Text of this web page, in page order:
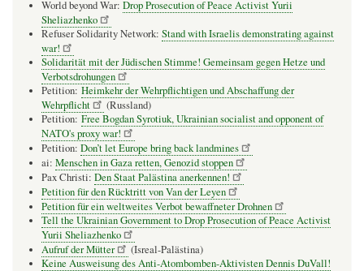
World beyond War: Drop Prosecution of Peace Activist Yurii
Sheliazhenko
Refuser Solidarity Network: Stand with Israelis demonstrating against
war!
Solidarität mit der Jüdischen Stimme! Gemeinsam gegen Hetze und
Verbotsdrohungen
Petition: Heimkehr der Wehrpflichtigen und Abschaffung der
Wehrpflicht
(Russland)
Petition: Free Bogdan Syrotiuk, Ukrainian socialist and opponent of
NATO's proxy war!
Petition: Don’t let Europe bring back landmines
ai: Menschen in Gaza retten, Genozid stoppen
Pax Christi: Den Staat Palästina anerkennen!
Petition für den Rücktritt von Van der Leyen
Petition für ein weltweites Verbot bewaffneter Drohnen
Tell the Ukrainian Government to Drop Prosecution of Peace Activist
Yurii Sheliazhenko
Aufruf der Mütter
(Isreal-Palästina)
Keine Ausweisung des Anti-Atombomben-Aktivisten Dennis DuVall!